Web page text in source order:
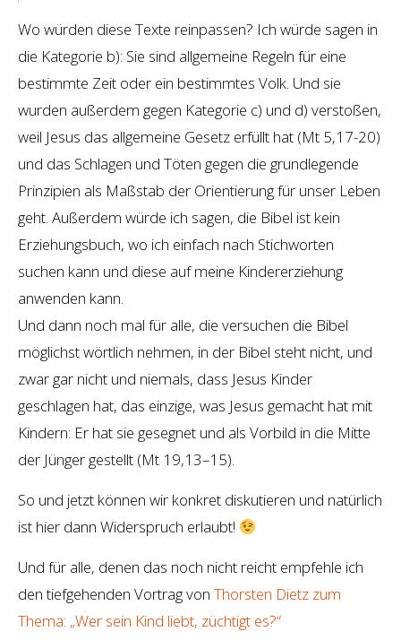
Wo würden diese Texte reinpassen? Ich würde sagen in
die Kategorie b): Sie sind allgemeine Regeln für eine
bestimmte Zeit oder ein bestimmtes Volk. Und sie
wurden außerdem gegen Kategorie c) und d) verstoßen,
weil Jesus das allgemeine Gesetz erfüllt hat (Mt 5,17-20)
und das Schlagen und Töten gegen die grundlegende
Prinzipien als Maßstab der Orientierung für unser Leben
geht. Außerdem würde ich sagen, die Bibel ist kein
Erziehungsbuch, wo ich einfach nach Stichworten
suchen kann und diese auf meine Kindererziehung
anwenden kann.
Und dann noch mal für alle, die versuchen die Bibel
möglichst wörtlich nehmen, in der Bibel steht nicht, und
zwar gar nicht und niemals, dass Jesus Kinder
geschlagen hat, das einzige, was Jesus gemacht hat mit
Kindern: Er hat sie gesegnet und als Vorbild in die Mitte
der Jünger gestellt (Mt 19,13–15).
So und jetzt können wir konkret diskutieren und natürlich
ist hier dann Widerspruch erlaubt!
Und für alle, denen das noch nicht reicht empfehle ich
den tiefgehenden Vortrag von Thorsten Dietz zum
Thema: „Wer sein Kind liebt, züchtigt es?“